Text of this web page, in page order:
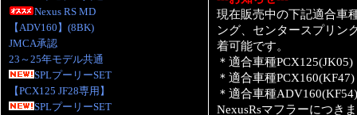
Nexus RS MD
【ADV160】(8BK)
JMCA承認
23～25年モデル共通
SPLプーリーSET
【PCX125 JF28専用】
SPLプーリーSET
現在販売中の下記適合車
ング、センタースプリン
着可能です。
＊適合車種PCX125(JK05)
＊適合車種PCX160(KF47)
＊適合車種ADV160(KF54)
NexusRsマフラーにつき